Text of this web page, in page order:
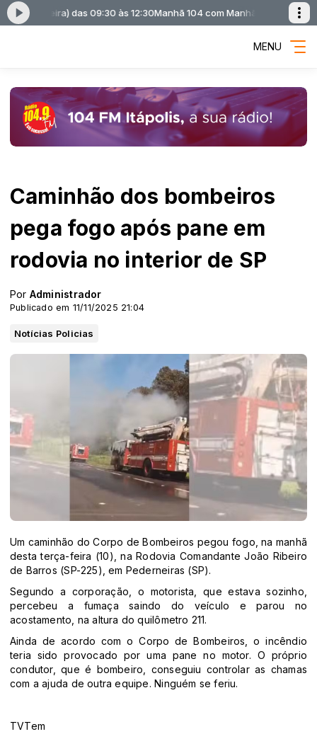
Ferreira) das 09:30 às 12:30Manhã 104 com Manhã 104 (Adriano
MENU
Caminhão dos bombeiros
pega fogo após pane em
rodovia no interior de SP
Por Administrador
Publicado em 11/11/2025 21:04
Notícias Policias
Um caminhão do Corpo de Bombeiros pegou fogo, na manhã
desta terça-feira (10), na Rodovia Comandante João Ribeiro
de Barros (SP-225), em Pederneiras (SP).
Segundo a corporação, o motorista, que estava sozinho,
percebeu a fumaça saindo do veículo e parou no
acostamento, na altura do quilômetro 211.
Ainda de acordo com o Corpo de Bombeiros, o incêndio
teria sido provocado por uma pane no motor. O próprio
condutor, que é bombeiro, conseguiu controlar as chamas
com a ajuda de outra equipe. Ninguém se feriu.
TVTem